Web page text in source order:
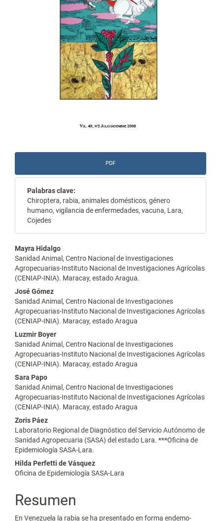
PDF
Palabras clave:
Chiroptera, rabia, animales domésticos, género
humano, vigilancia de enfermedades, vacuna, Lara,
Cojedes
Contenido
principal
del
artículo
Mayra Hidalgo
Sanidad Animal, Centro Nacional de Investigaciones
Agropecuarias-Instituto Nacional de Investigaciones Agrícolas
(CENIAP-INIA). Maracay, estado Aragua.
José Gómez
Sanidad Animal, Centro Nacional de Investigaciones
Agropecuarias-Instituto Nacional de Investigaciones Agrícolas
(CENIAP-INIA). Maracay, estado Aragua
Luzmir Boyer
Sanidad Animal, Centro Nacional de Investigaciones
Agropecuarias-Instituto Nacional de Investigaciones Agrícolas
(CENIAP-INIA). Maracay, estado Aragua
Sara Papo
Sanidad Animal, Centro Nacional de Investigaciones
Agropecuarias-Instituto Nacional de Investigaciones Agrícolas
(CENIAP-INIA). Maracay, estado Aragua
Zoris Páez
Laboratorio Regional de Diagnóstico del Servicio Autónomo de
Sanidad Agropecuaria (SASA) del estado Lara. ***Oficina de
Epidemiología SASA-Lara.
Hilda Perfetti de Vásquez
Oficina de Epidemiología SASA-Lara
Resumen
En Venezuela la rabia se ha presentado en forma endemo-